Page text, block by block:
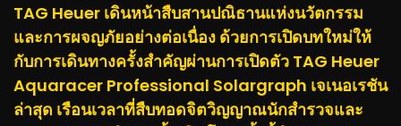
TAG Heuer เดินหน้าสืบสานปณิธานแห่งนวัตกรรม
และการผจญภัยอย่างต่อเนื่อง ด้วยการเปิดบทใหม่ให้
กับการเดินทางครั้งสำคัญผ่านการเปิดตัว TAG Heuer
Aquaracer Professional Solargraph เจเนอเรชัน
ล่าสุด เรือนเวลาที่สืบทอดจิตวิญญาณนักสำรวจและ